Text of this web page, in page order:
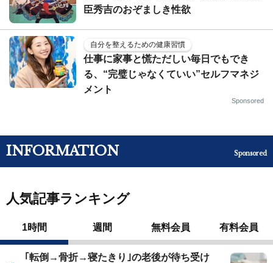
臣秀吉のおぞましき性欲
自分を整えるための健康習慣
仕事に家事と慌ただしい毎日でもでき
る、“完璧じゃなくていい”セルフマネジ
メント
Sponsored
INFORMATION Sponsored
人気記事ランキング
1時間 週間 無料会員 有料会員
｢転倒→骨折→寝たきり｣の老後が待ち受け